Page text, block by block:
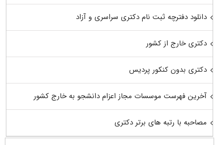
دانلود دفترچه ثبت نام دکتری سراسری و آزاد
دکتری خارج از کشور
دکتری بدون کنکور پردیس
آخرین فهرست موسسات مجاز اعزام دانشجو به خارج کشور
مصاحبه با رتبه های برتر دکتری